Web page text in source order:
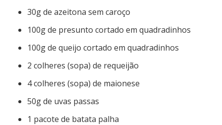
30g de azeitona sem caroço
100g de presunto cortado em quadradinhos
100g de queijo cortado em quadradinhos
2 colheres (sopa) de requeijão
4 colheres (sopa) de maionese
50g de uvas passas
1 pacote de batata palha